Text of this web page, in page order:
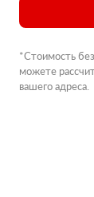
*Стоимость
можете
вашего адреса.